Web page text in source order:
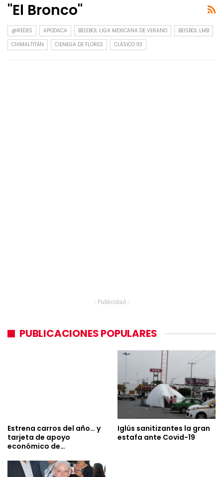
"El Bronco"
@REDES APODACA BEISBOL LIGA MEXICANA DE VERANO
BEISBOL LMB
CHIMALTITÁN
CIENEGA DE FLORES CLÁSICO 113
- Publicidad -
PUBLICACIONES POPULARES
Estrena carros del año… y
tarjeta de apoyo
económico de…
Iglús sanitizantes la gran
estafa ante Covid-19